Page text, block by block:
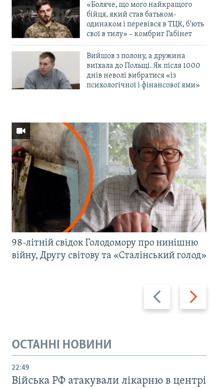
«Боляче, що мого найкращого
бійця, який став батьком-
одинаком і перевівся в ТЦК, б’ють
свої в тилу» – комбриг Габінет
Вийшов з полону, а дружина
виїхала до Польщі. Як після 1000
днів неволі вибратися «із
психологічної і фінансової ями»
Назад Вперед
98-літній свідок Голодомору про нинішню
війну, Другу світову та «Сталінський голод»
ОСТАННІ НОВИНИ
22:49
Війська РФ атакували лікарню в центрі